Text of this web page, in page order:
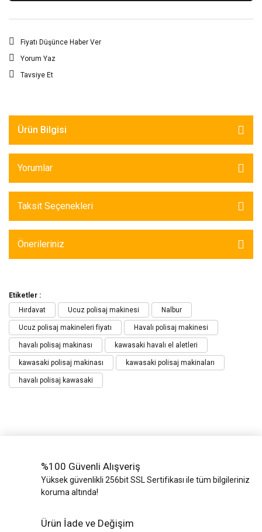
Fiyatı Düşünce Haber Ver
Yorum Yaz
Tavsiye Et
Ürün Bilgisi
Yorumlar
Taksit Seçenekleri
Önerileriniz
Etiketler :
Hırdavat
Ucuz polisaj makinesi Nalbur
Ucuz polisaj makineleri fiyatı Havalı polisaj makinesi
havalı polisaj makinası kawasaki havalı el aletleri
kawasaki polisaj makinası kawasaki polisaj makinaları
havalı polisaj kawasaki
%100 Güvenli Alışveriş
Yüksek güvenlikli 256bit SSL Sertifikası ile tüm bilgileriniz
koruma altında!
Ürün İade ve Değişim